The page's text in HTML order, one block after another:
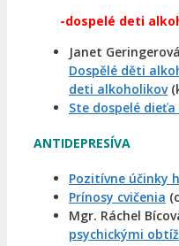
-dospelé deti
Janet
Dospělé děti
deti alkoholikov
Ste dospelé
ANTIDEPRESÍVA
Pozitívne účinky
Prínosy cvičenia
Mgr. Ráchel
psychickými